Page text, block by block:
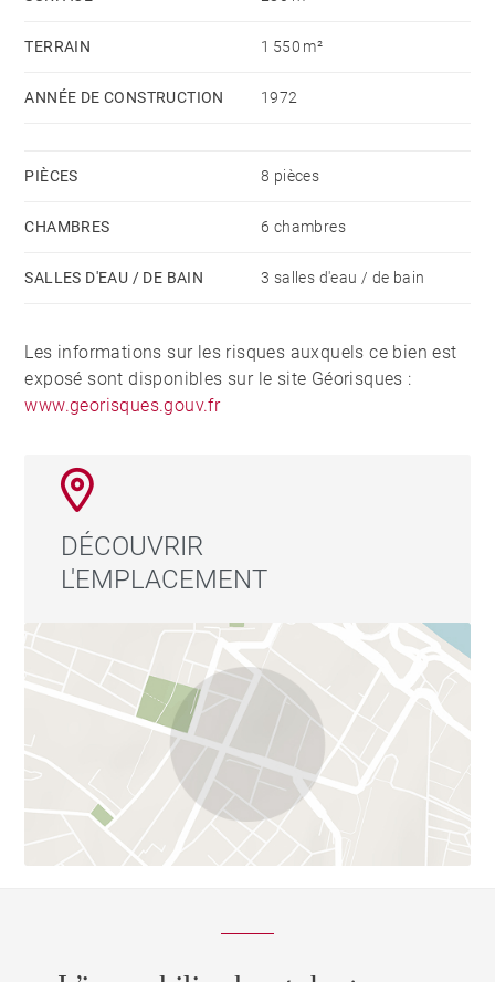
chambres et une salle de douches.
de 1403 m²
complète ce bien.
Vous souhaitez
acheter une maison à proximité de
, nous vous accompagnons dans vos
Acheter une maison à Evian-les-Bains
Acheter une maison à Thonon-les-Bains
TERRAIN 1 550 m²
ANNÉE DE CONSTRUCTION 1972
PIÈCES 8 pièces
CHAMBRES 6 chambres
SALLES D'EAU / DE BAIN 3 salles d'eau / de bain
Les informations sur les risques auxquels ce bien est
exposé sont disponibles sur le site Géorisques :
www.georisques.gouv.fr
DÉCOUVRIR
L'EMPLACEMENT